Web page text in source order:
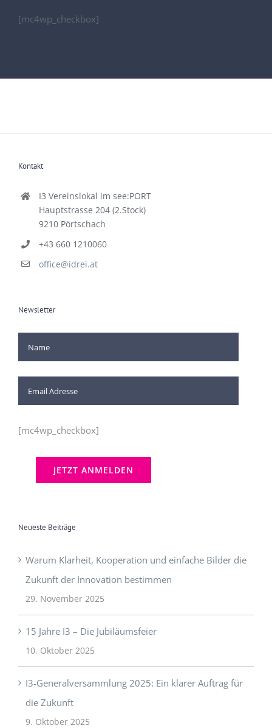
Kontakt
Hauptstrasse 204 (2.Stock)
9210 Pörtschach
Newsletter
[mc4wp_checkbox]
Neueste Beiträge
Warum Klarheit, Kooperation und einfache Bilder die
Zukunft der Innovation bestimmen
29. November 2025
15 Jahre I3 – Die Jubiläumsfeier
10. Oktober 2025
I3-Generalversammlung 2025: Ein klarer Auftrag für